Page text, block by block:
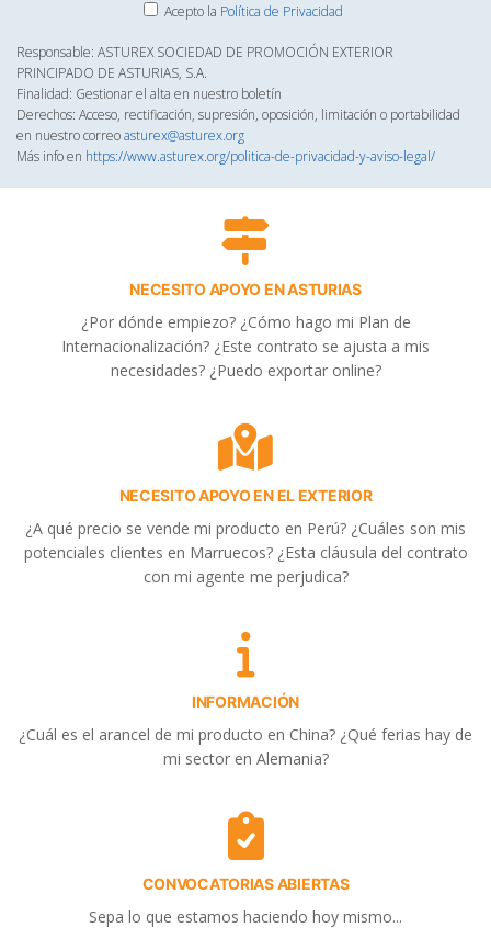
Acepto la Política de Privacidad
Responsable: ASTUREX SOCIEDAD DE PROMOCIÓN EXTERIOR
PRINCIPADO DE ASTURIAS, S.A.
Finalidad: Gestionar el alta en nuestro boletín
Derechos: Acceso, rectificación, supresión, oposición, limitación o portabilidad
en nuestro correoasturex@asturex.org
Más info en https://www.asturex.org/politica-de-privacidad-y-aviso-legal/
NECESITO APOYO EN ASTURIAS
¿Por dónde empiezo? ¿Cómo hago mi Plan de
Internacionalización? ¿Este contrato se ajusta a mis
necesidades? ¿Puedo exportar online?
NECESITO APOYO EN EL EXTERIOR
¿A qué precio se vende mi producto en Perú? ¿Cuáles son mis
potenciales clientes en Marruecos? ¿Esta cláusula del contrato
con mi agente me perjudica?
INFORMACIÓN
¿Cuál es el arancel de mi producto en China? ¿Qué ferias hay de
mi sector en Alemania?
CONVOCATORIAS ABIERTAS
Sepa lo que estamos haciendo hoy mismo...